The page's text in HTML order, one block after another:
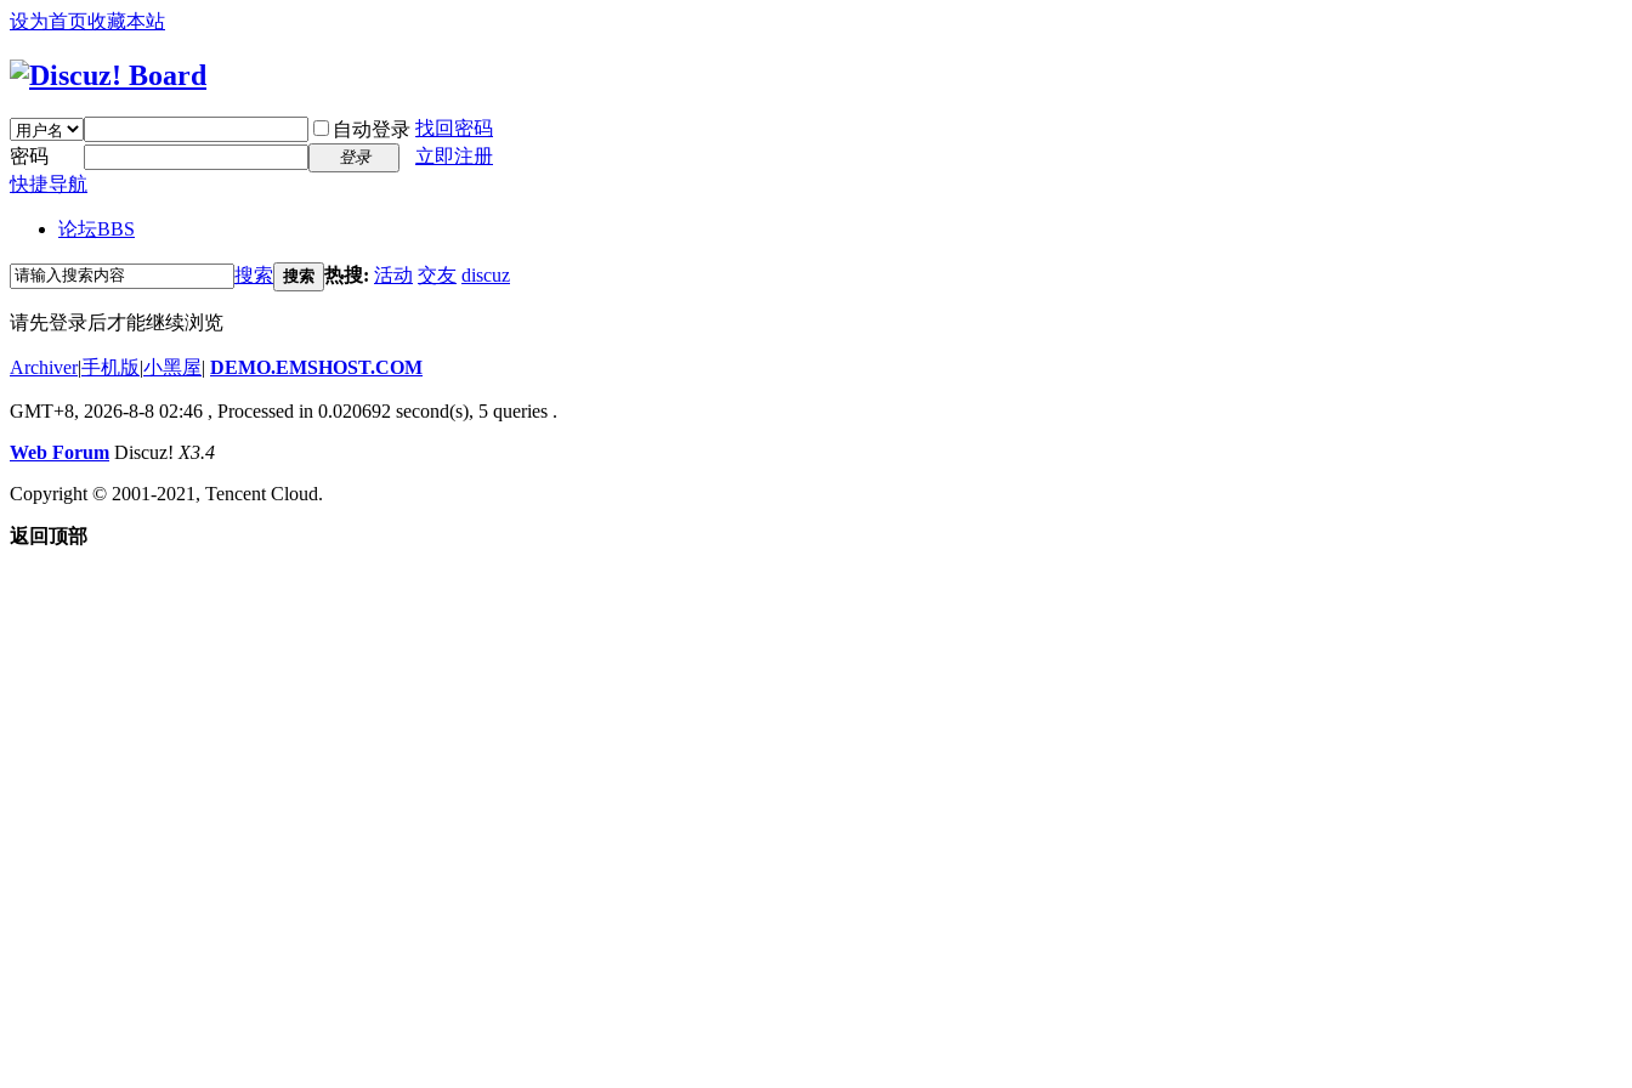
设为首页收藏本站
自动登录 找回密码
密码
登录
立即注册
快捷导航
论坛BBS
搜索 搜索 热搜: 活动 交友 discuz
请先登录后才能继续浏览
Archiver|手机版|小黑屋| DEMO.EMSHOST.COM
GMT+8, 2026-8-8 02:46 , Processed in 0.020692 second(s), 5 queries .
Web Forum Discuz! X3.4
Copyright © 2001-2021, Tencent Cloud.
返回顶部